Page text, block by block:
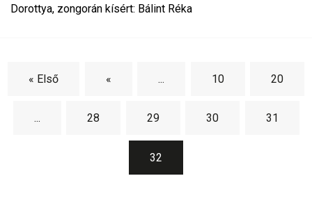
Dorottya, zongorán kísért: Bálint Réka
« Első « ... 10 20
... 28 29 30 31
32